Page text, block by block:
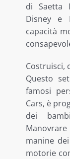
di Saetta
Disney e
capacità
Costruisci,
Questo
famosi
Cars, è
dei
manine
motorie